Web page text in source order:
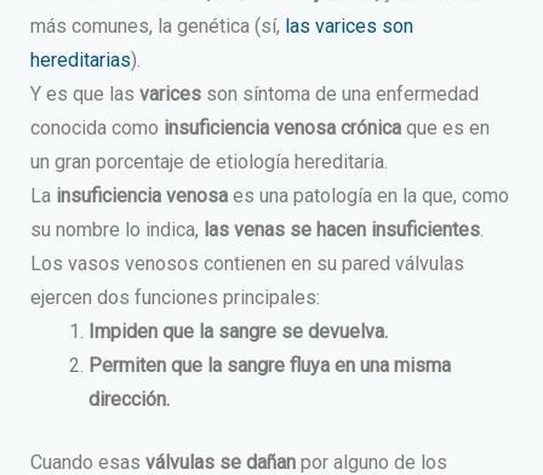
más comunes, la genética (sí, las varices son
hereditarias).
Y es que las varicesson síntoma de una enfermedad
conocida como insuficiencia venosa crónicaque es en
un gran porcentaje de etiología hereditaria.
La insuficiencia venosaes una patología en la que, como
su nombre lo indica, las venas se hacen insuficientes.
Los vasos venosos contienen en su pared válvulas
ejercen dos funciones principales:
Impiden que la sangre se devuelva.
Permiten que la sangre fluya en una misma
dirección.
Cuando esas válvulas se dañanpor alguno de los